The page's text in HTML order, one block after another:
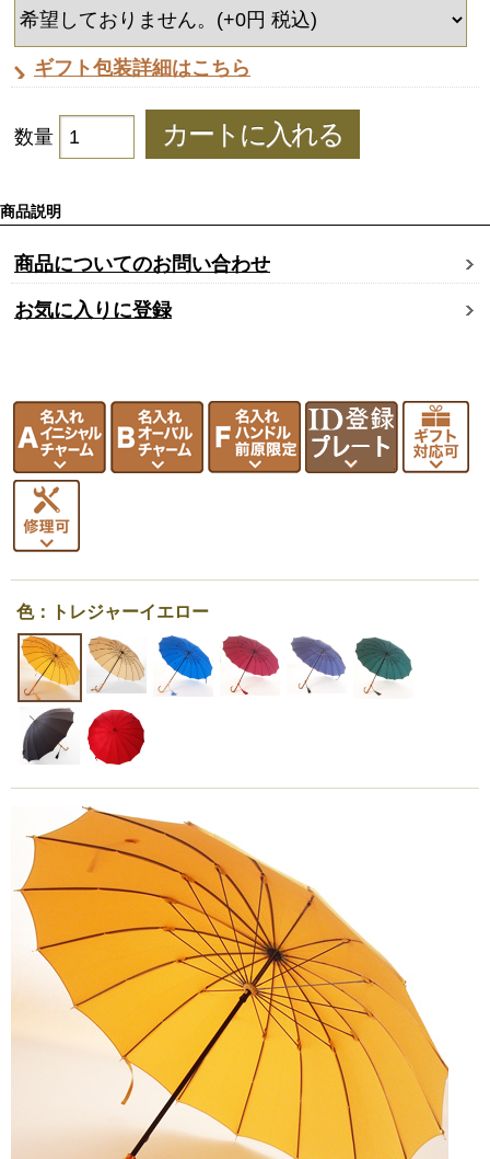
ギフト包装詳細はこちら
数量
商品説明
商品についてのお問い合わせ
お気に入りに登録
色：トレジャーイエロー